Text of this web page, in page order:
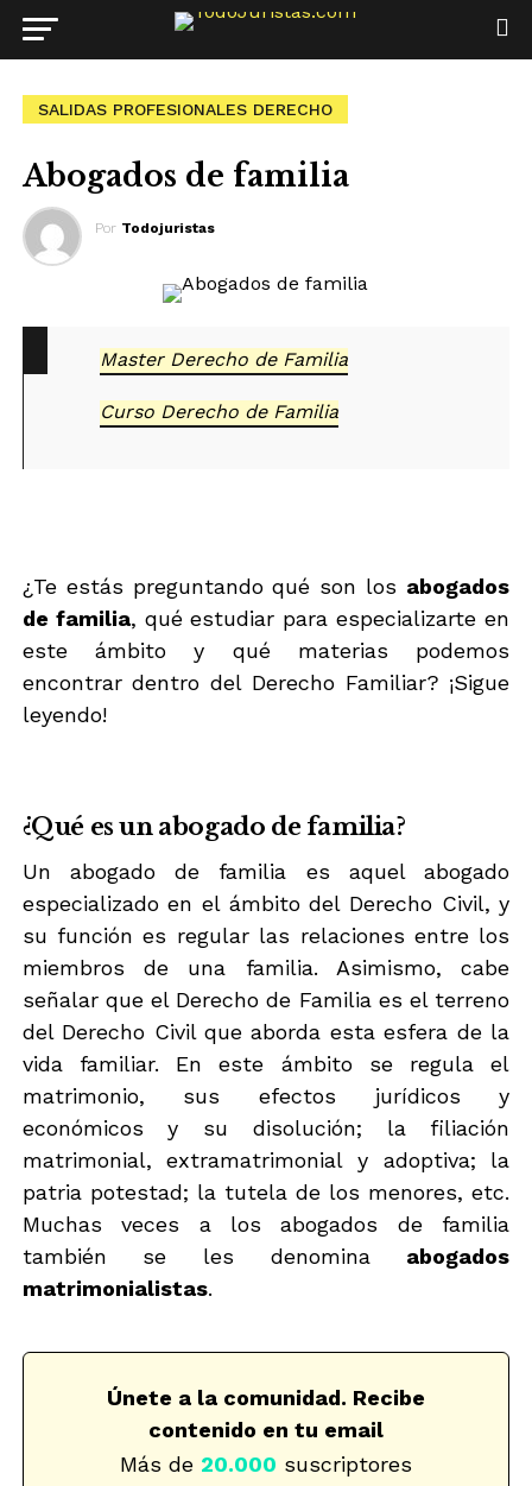
SALIDAS PROFESIONALES DERECHO
Abogados de familia
Por Todojuristas
Master Derecho de Familia
Curso Derecho de Familia
¿Te estás preguntando qué son los abogados
de familia, qué estudiar para especializarte en
este ámbito y qué materias podemos
encontrar dentro del Derecho Familiar? ¡Sigue
leyendo!
¿Qué es un abogado de familia?
Un abogado de familia es aquel abogado
especializado en el ámbito del Derecho Civil, y
su función es regular las relaciones entre los
miembros de una familia. Asimismo, cabe
señalar que el Derecho de Familia es el terreno
del Derecho Civil que aborda esta esfera de la
vida familiar. En este ámbito se regula el
matrimonio, sus efectos jurídicos y
económicos y su disolución; la filiación
matrimonial, extramatrimonial y adoptiva; la
patria potestad; la tutela de los menores, etc.
Muchas veces a los abogados de familia
también se les denomina abogados
matrimonialistas.
Únete a la comunidad. Recibe
contenido en tu email
Más de 20.000 suscriptores